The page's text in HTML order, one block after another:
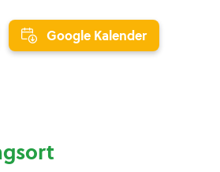
Google Kalender